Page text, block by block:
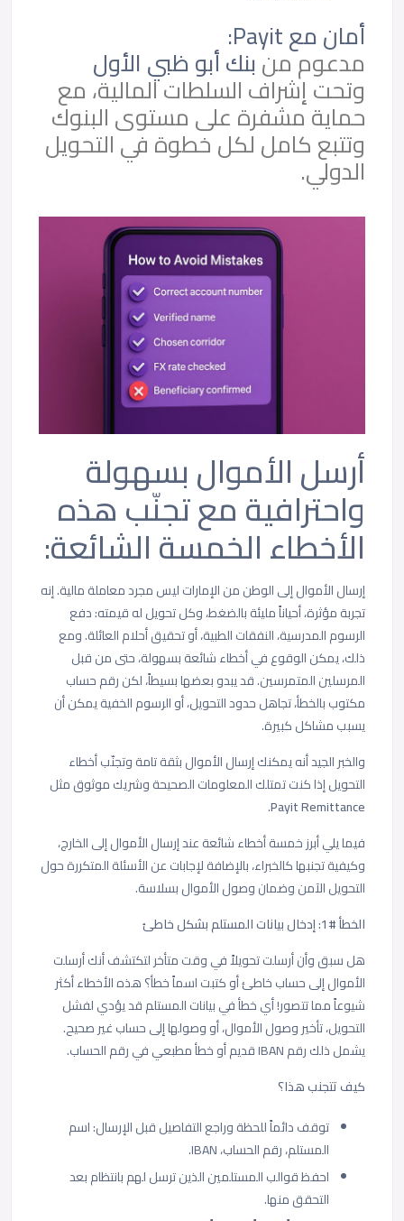
أمان مع Payit:
مدعوم منبنك أبو ظبي الأول
وتحت إشراف السلطات المالية، مع
حماية مشفرة على مستوى البنوك
وتتبع كامل لكل خطوة في التحويل
الدولي.
أرسل الأموال بسهولة
واحترافية مع تجنّب هذه
الأخطاء الخمسة الشائعة:
إرسال الأموال إلى الوطن من الإمارات ليس مجرد معاملة مالية. إنه
تجربة مؤثرة، أحياناً مليئة بالضغط، وكل تحويل له قيمته: دفع
الرسوم المدرسية، النفقات الطبية، أو تحقيق أحلام العائلة. ومع
ذلك، يمكن الوقوع في أخطاء شائعة بسهولة، حتى من قبل
المرسلين المتمرسين. قد يبدو بعضها بسيطاً، لكن رقم حساب
مكتوب بالخطأ، تجاهل حدود التحويل، أو الرسوم الخفية يمكن أن
يسبب مشاكل كبيرة.
والخبر الجيد أنه يمكنك إرسال الأموال بثقة تامة وتجنّب أخطاء
التحويل إذا كنت تمتلك المعلومات الصحيحة وشريك موثوق مثل
Payit Remittance
.
فيما يلي أبرز خمسة أخطاء شائعة عند إرسال الأموال إلى الخارج،
وكيفية تجنبها كالخبراء، بالإضافة لإجابات عن الأسئلة المتكررة حول
التحويل الآمن وضمان وصول الأموال بسلاسة.
الخطأ #1: إدخال بيانات المستلم بشكل خاطئ
هل سبق وأن أرسلت تحويلاً في وقت متأخر لتكتشف أنك أرسلت
الأموال إلى حساب خاطئ أو كتبت اسماً خطأ؟ هذه الأخطاء أكثر
شيوعاً مما تتصور! أي خطأ في بيانات المستلم قد يؤدي لفشل
التحويل، تأخير وصول الأموال، أو وصولها إلى حساب غير صحيح.
يشمل ذلك رقم IBAN قديم أو خطأ مطبعي في رقم الحساب.
كيف تتجنب هذا؟
توقف دائماً للحظة وراجع التفاصيل قبل الإرسال: اسم
المستلم، رقم الحساب، IBAN.
احفظ قوالب المستلمين الذين ترسل لهم بانتظام بعد
التحقق منها.